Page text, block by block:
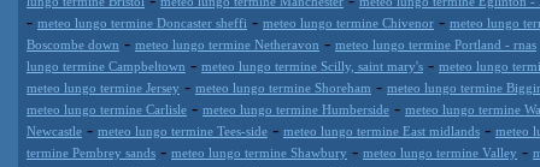
- meteo lungo termine Doncaster sheffi - meteo lungo termine Chivenor - meteo lungo
Boscombe down - meteo lungo termine Netheravon - meteo lungo termine Portland - rnas
lungo termine Campbeltown - meteo lungo termine Scilly, saint mary's - meteo lungo
meteo lungo termine Jersey - meteo lungo termine Shoreham - meteo lungo termine
meteo lungo termine Carlisle - meteo lungo termine Humberside - meteo lungo termine
Newcastle - meteo lungo termine Tees-side - meteo lungo termine East midlands - meteo
termine Pembrey sands - meteo lungo termine Shawbury - meteo lungo termine Valley -